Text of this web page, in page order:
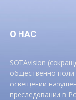
О НАС
SOTAvision
общественно-
освещении
преследовании в